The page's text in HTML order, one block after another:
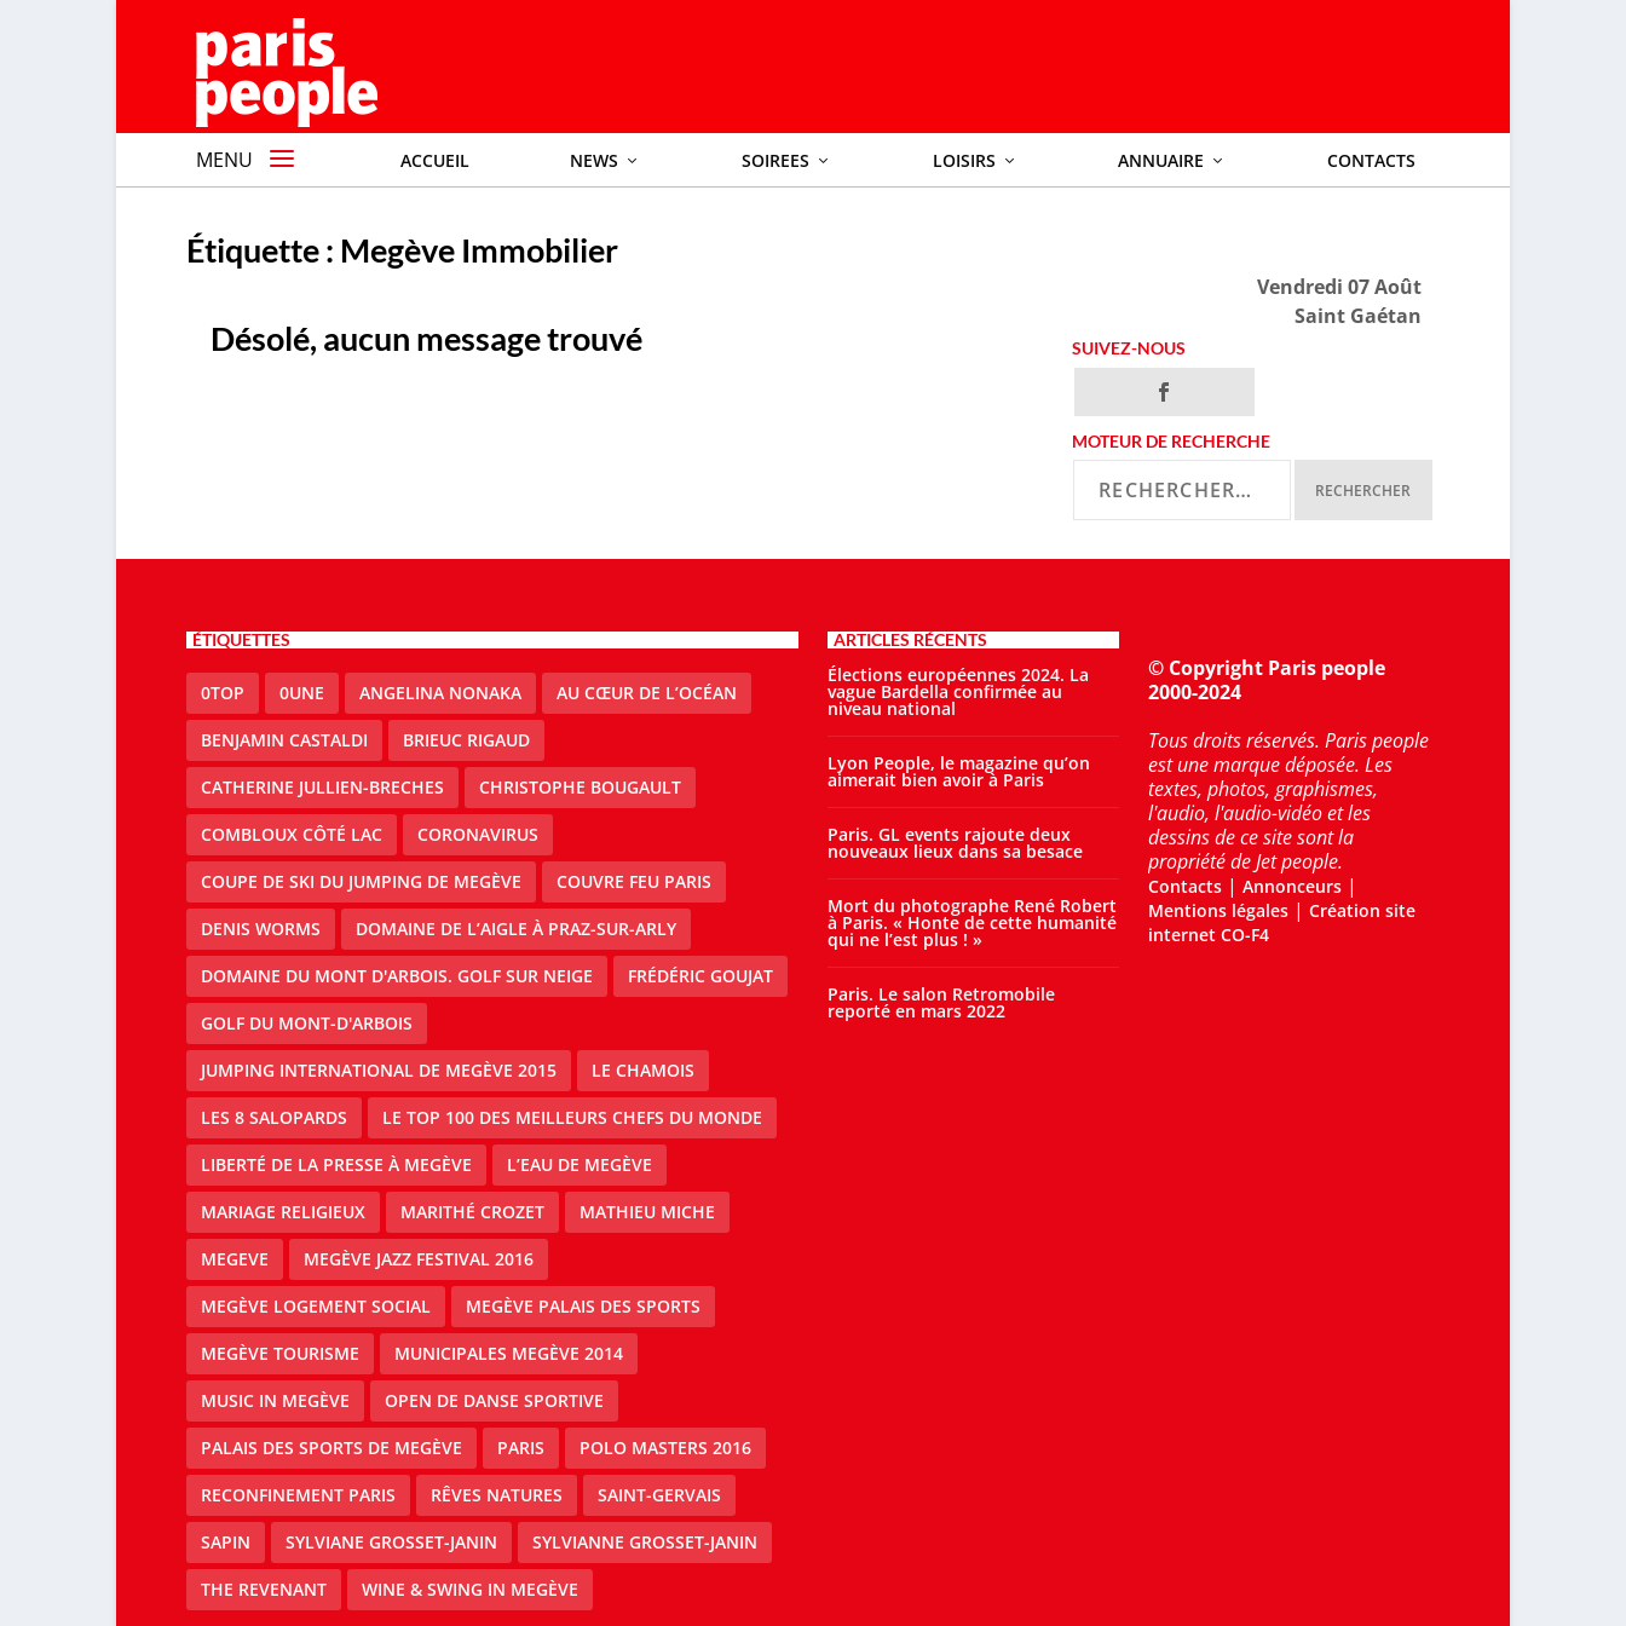
MENU ACCUEIL NEWS SOIREES LOISIRS ANNUAIRE CONTACTS
Étiquette : Megève Immobilier
Désolé, aucun message trouvé
Vendredi 07 Août
Saint Gaétan
SUIVEZ-NOUS
MOTEUR DE RECHERCHE
ÉTIQUETTES
0TOP 0UNE ANGELINA NONAKA AU CŒUR DE L’OCÉAN
BENJAMIN CASTALDI BRIEUC RIGAUD
CATHERINE JULLIEN-BRECHES CHRISTOPHE BOUGAULT
COMBLOUX CÔTÉ LAC CORONAVIRUS
COUPE DE SKI DU JUMPING DE MEGÈVE COUVRE FEU PARIS
DENIS WORMS DOMAINE DE L’AIGLE À PRAZ-SUR-ARLY
DOMAINE DU MONT D'ARBOIS. GOLF SUR NEIGE FRÉDÉRIC GOUJAT
GOLF DU MONT-D'ARBOIS
JUMPING INTERNATIONAL DE MEGÈVE 2015 LE CHAMOIS
LES 8 SALOPARDS LE TOP 100 DES MEILLEURS CHEFS DU MONDE
LIBERTÉ DE LA PRESSE À MEGÈVE L’EAU DE MEGÈVE
MARIAGE RELIGIEUX MARITHÉ CROZET MATHIEU MICHE
MEGEVE MEGÈVE JAZZ FESTIVAL 2016
MEGÈVE LOGEMENT SOCIAL MEGÈVE PALAIS DES SPORTS
MEGÈVE TOURISME MUNICIPALES MEGÈVE 2014
MUSIC IN MEGÈVE OPEN DE DANSE SPORTIVE
PALAIS DES SPORTS DE MEGÈVE PARIS POLO MASTERS 2016
RECONFINEMENT PARIS RÊVES NATURES SAINT-GERVAIS
SAPIN SYLVIANE GROSSET-JANIN SYLVIANNE GROSSET-JANIN
THE REVENANT WINE & SWING IN MEGÈVE
ARTICLES RÉCENTS
Élections européennes 2024. La
vague Bardella confirmée au
niveau national
Lyon People, le magazine qu’on
aimerait bien avoir à Paris
Paris. GL events rajoute deux
nouveaux lieux dans sa besace
Mort du photographe René Robert
à Paris. « Honte de cette humanité
qui ne l’est plus ! »
Paris. Le salon Retromobile
reporté en mars 2022
© Copyright Paris people
2000-2024
Tous droits réservés. Paris people
est une marque déposée. Les
textes, photos, graphismes,
l'audio, l'audio-vidéo et les
dessins de ce site sont la
propriété de Jet people.
Contacts |Annonceurs |
Mentions légales |Création site
internet CO-F4